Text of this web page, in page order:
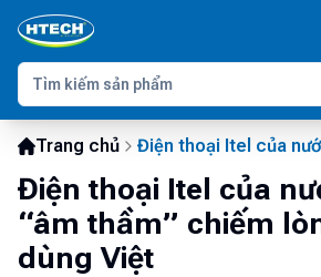
Trang chủ Điện thoại Itel của
Điện thoại Itel của
“âm thầm” chiếm
dùng Việt